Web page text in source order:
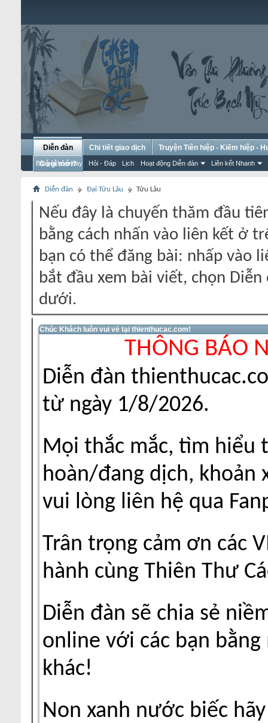
Diễn đàn
Bài gửi hôm nay Hỏi - Đáp Lịch Hoạt động Diễn đàn Liên kết Nhanh
Chi tiết giao dịch
Truyện Tiên hiệp - Kiếm hiệp -
Có gì mới?
Diễn đàn Đại Tửu Lâu Tửu Lâu
Nếu đây là chuyến thăm đầu
bằng cách nhấn vào liên kết ở
bạn có thể đăng bài: nhấp vào
bắt đầu xem bài viết, chọn
dưới.
Chúc Khách luôn vui vẻ tại thienthucac.com!
THÔNG BÁO
Diễn đàn
từ ngày 1/8/2026.
Mọi thắc mắc, tìm hiểu
hoàn/đang dịch, khoản
vui lòng liên hệ qua
Trân trọng cảm ơn các
hành cùng Thiên Thư
Diễn đàn sẽ chia sẻ
online với các bạn
khác!
Non xanh nước biếc